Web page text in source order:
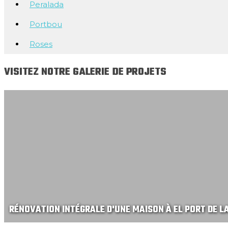
Peralada
Portbou
Roses
VISITEZ NOTRE GALERIE DE PROJETS
RÉNOVATION INTÉGRALE D'UNE MAISON À EL PORT DE